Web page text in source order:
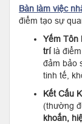
Bàn làm việc
điểm tạo sự
Yếm Tôn
trílà điểm
đảm bảo
tinh tế,
Kết Cấu
(thường
khoắn,